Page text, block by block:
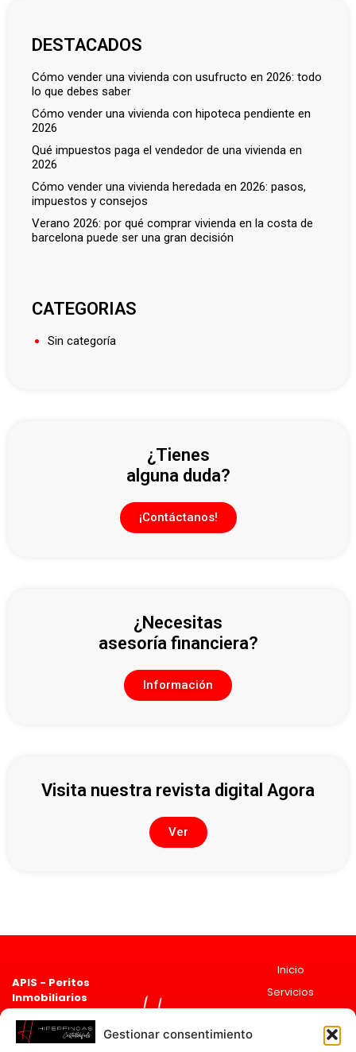
Gestionar consentimiento
DESTACADOS
cómo vender una vivienda con usufructo en 2026: todo
lo que debes saber
cómo vender una vivienda con hipoteca pendiente en
2026
qué impuestos paga el vendedor de una vivienda en
2026
cómo vender una vivienda heredada en 2026: pasos,
impuestos y consejos
verano 2026: por qué comprar vivienda en la costa de
barcelona puede ser una gran decisión
CATEGORIAS
Sin categoría
¿Tienes
alguna duda?
¡Contáctanos!
¿Necesitas
asesoría financiera?
Información
Visita nuestra revista digital Agora
Ver
APIS - Peritos
Inmobiliarios
Asociado 2835
Registro de agentes
Inmobiliarios de
Inicio
Servicios